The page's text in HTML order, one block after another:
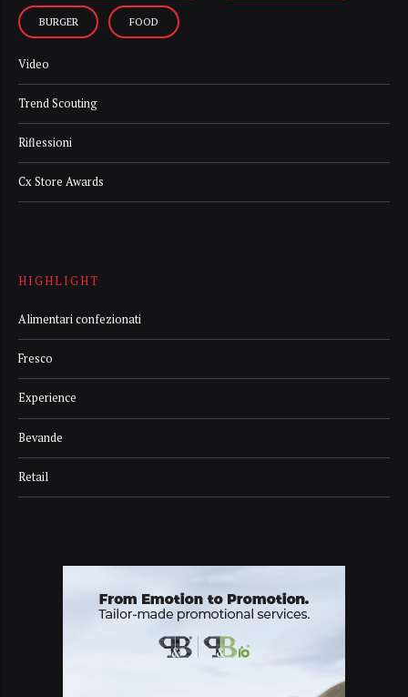
BURGER FOOD
Video
Trend Scouting
Riflessioni
Cx Store Awards
HIGHLIGHT
Alimentari confezionati
Fresco
Experience
Bevande
Retail